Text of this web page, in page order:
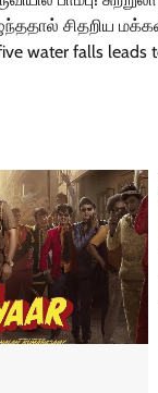
சிதறிய
water falls leads